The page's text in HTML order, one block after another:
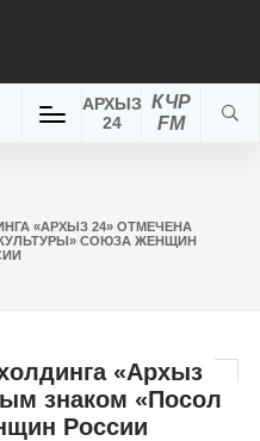
КЧР
FM
АРХЫЗ
24
«АРХЫЗ 24» ОТМЕЧЕНА
СОЮЗА ЖЕНЩИН
«Архыз
знаком «Посол
России